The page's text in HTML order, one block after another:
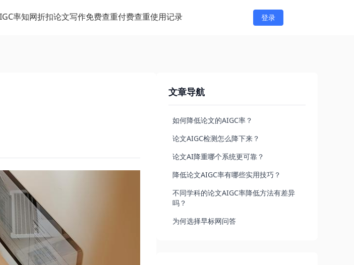
率知网折扣论文写作免费查重付费查重使用记录 登录
文章导航
如何降低论文的AIGC率？
论文AIGC检测怎么降下来？
论文AI降重哪个系统更可靠？
降低论文AIGC率有哪些实用技巧？
不同学科的论文AIGC率降低方法有差异
吗？
为何选择早标网问答